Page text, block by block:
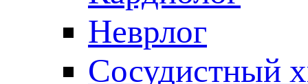
Неврлог
Сосудистный